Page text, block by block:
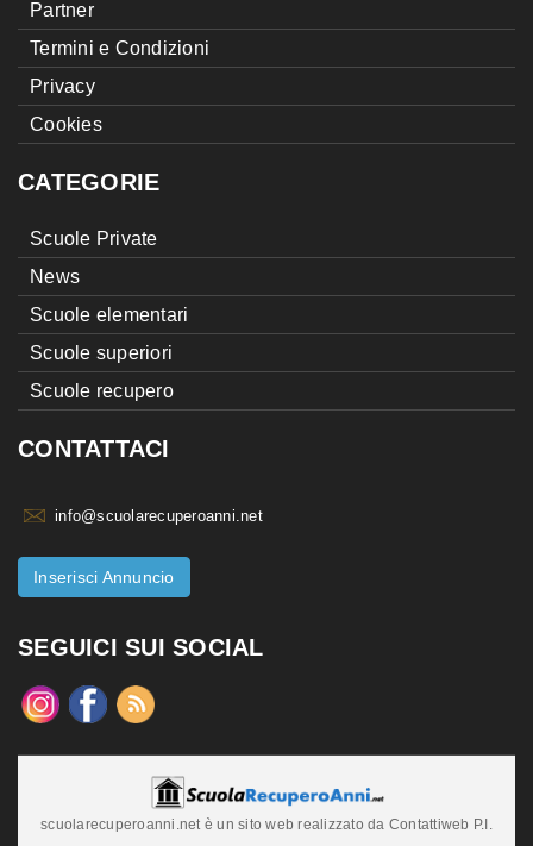
Partner
Termini e Condizioni
Privacy
Cookies
CATEGORIE
Scuole Private
News
Scuole elementari
Scuole superiori
Scuole recupero
CONTATTACI
info@scuolarecuperoanni.net
Inserisci Annuncio
SEGUICI SUI SOCIAL
scuolarecuperoanni.net è un sito web realizzato da Contattiweb P.I.